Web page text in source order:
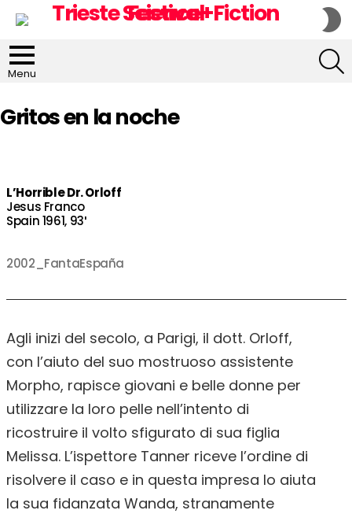
Menu
Gritos en la noche
L’Horrible Dr. Orloff
Jesus Franco
Spain 1961, 93′
2002_FantaEspaña
Agli inizi del secolo, a Parigi, il dott. Orloff,
con l’aiuto del suo mostruoso assistente
Morpho, rapisce giovani e belle donne per
utilizzare la loro pelle nell’intento di
ricostruire il volto sfigurato di sua figlia
Melissa. L’ispettore Tanner riceve l’ordine di
risolvere il caso e in questa impresa lo aiuta
la sua fidanzata Wanda, stranamente